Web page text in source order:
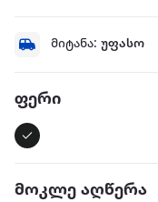
მიტანა: უფასო
ფერი
მოკლე აღწერა